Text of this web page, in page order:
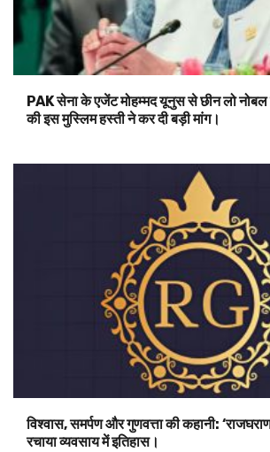
PAK सेना के एजेंट मोहम्मद यूनुस से छीन लो नोबल
की इस मुस्लिम हस्ती ने कर दी बड़ी मांग।
विश्वास, समर्पण और गुणवत्ता की कहानी:
रचाया व्यवसाय में इतिहास।